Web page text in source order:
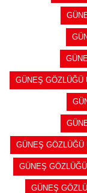
GÜNEŞ GÖZLÜĞÜ
GÜNEŞ
GÜNEŞ
GÜNEŞ